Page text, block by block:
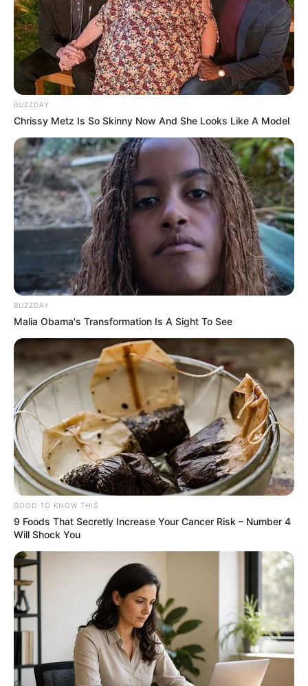
BUZZDAY
Chrissy Metz Is So Skinny Now And She Looks Like A Model
BUZZDAY
Malia Obama's Transformation Is A Sight To See
GOOD TO KNOW THIS
9 Foods That Secretly Increase Your Cancer Risk – Number 4
Will Shock You